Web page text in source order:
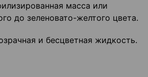
масса или
до зеленовато-желтого цвета.
и бесцветная жидкость.